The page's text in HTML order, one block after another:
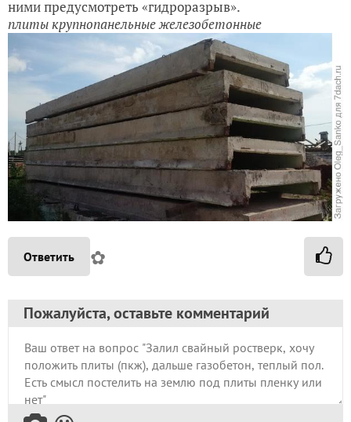
ними предусмотреть «гидроразрыв».
плиты крупнопанельные железобетонные
Ответить ✿
Пожалуйста, оставьте комментарий